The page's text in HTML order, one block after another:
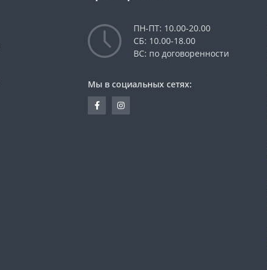
ПН-ПТ: 10.00-20.00
СБ: 10.00-18.00
ВС: по договоренности
Мы в социальных сетях: